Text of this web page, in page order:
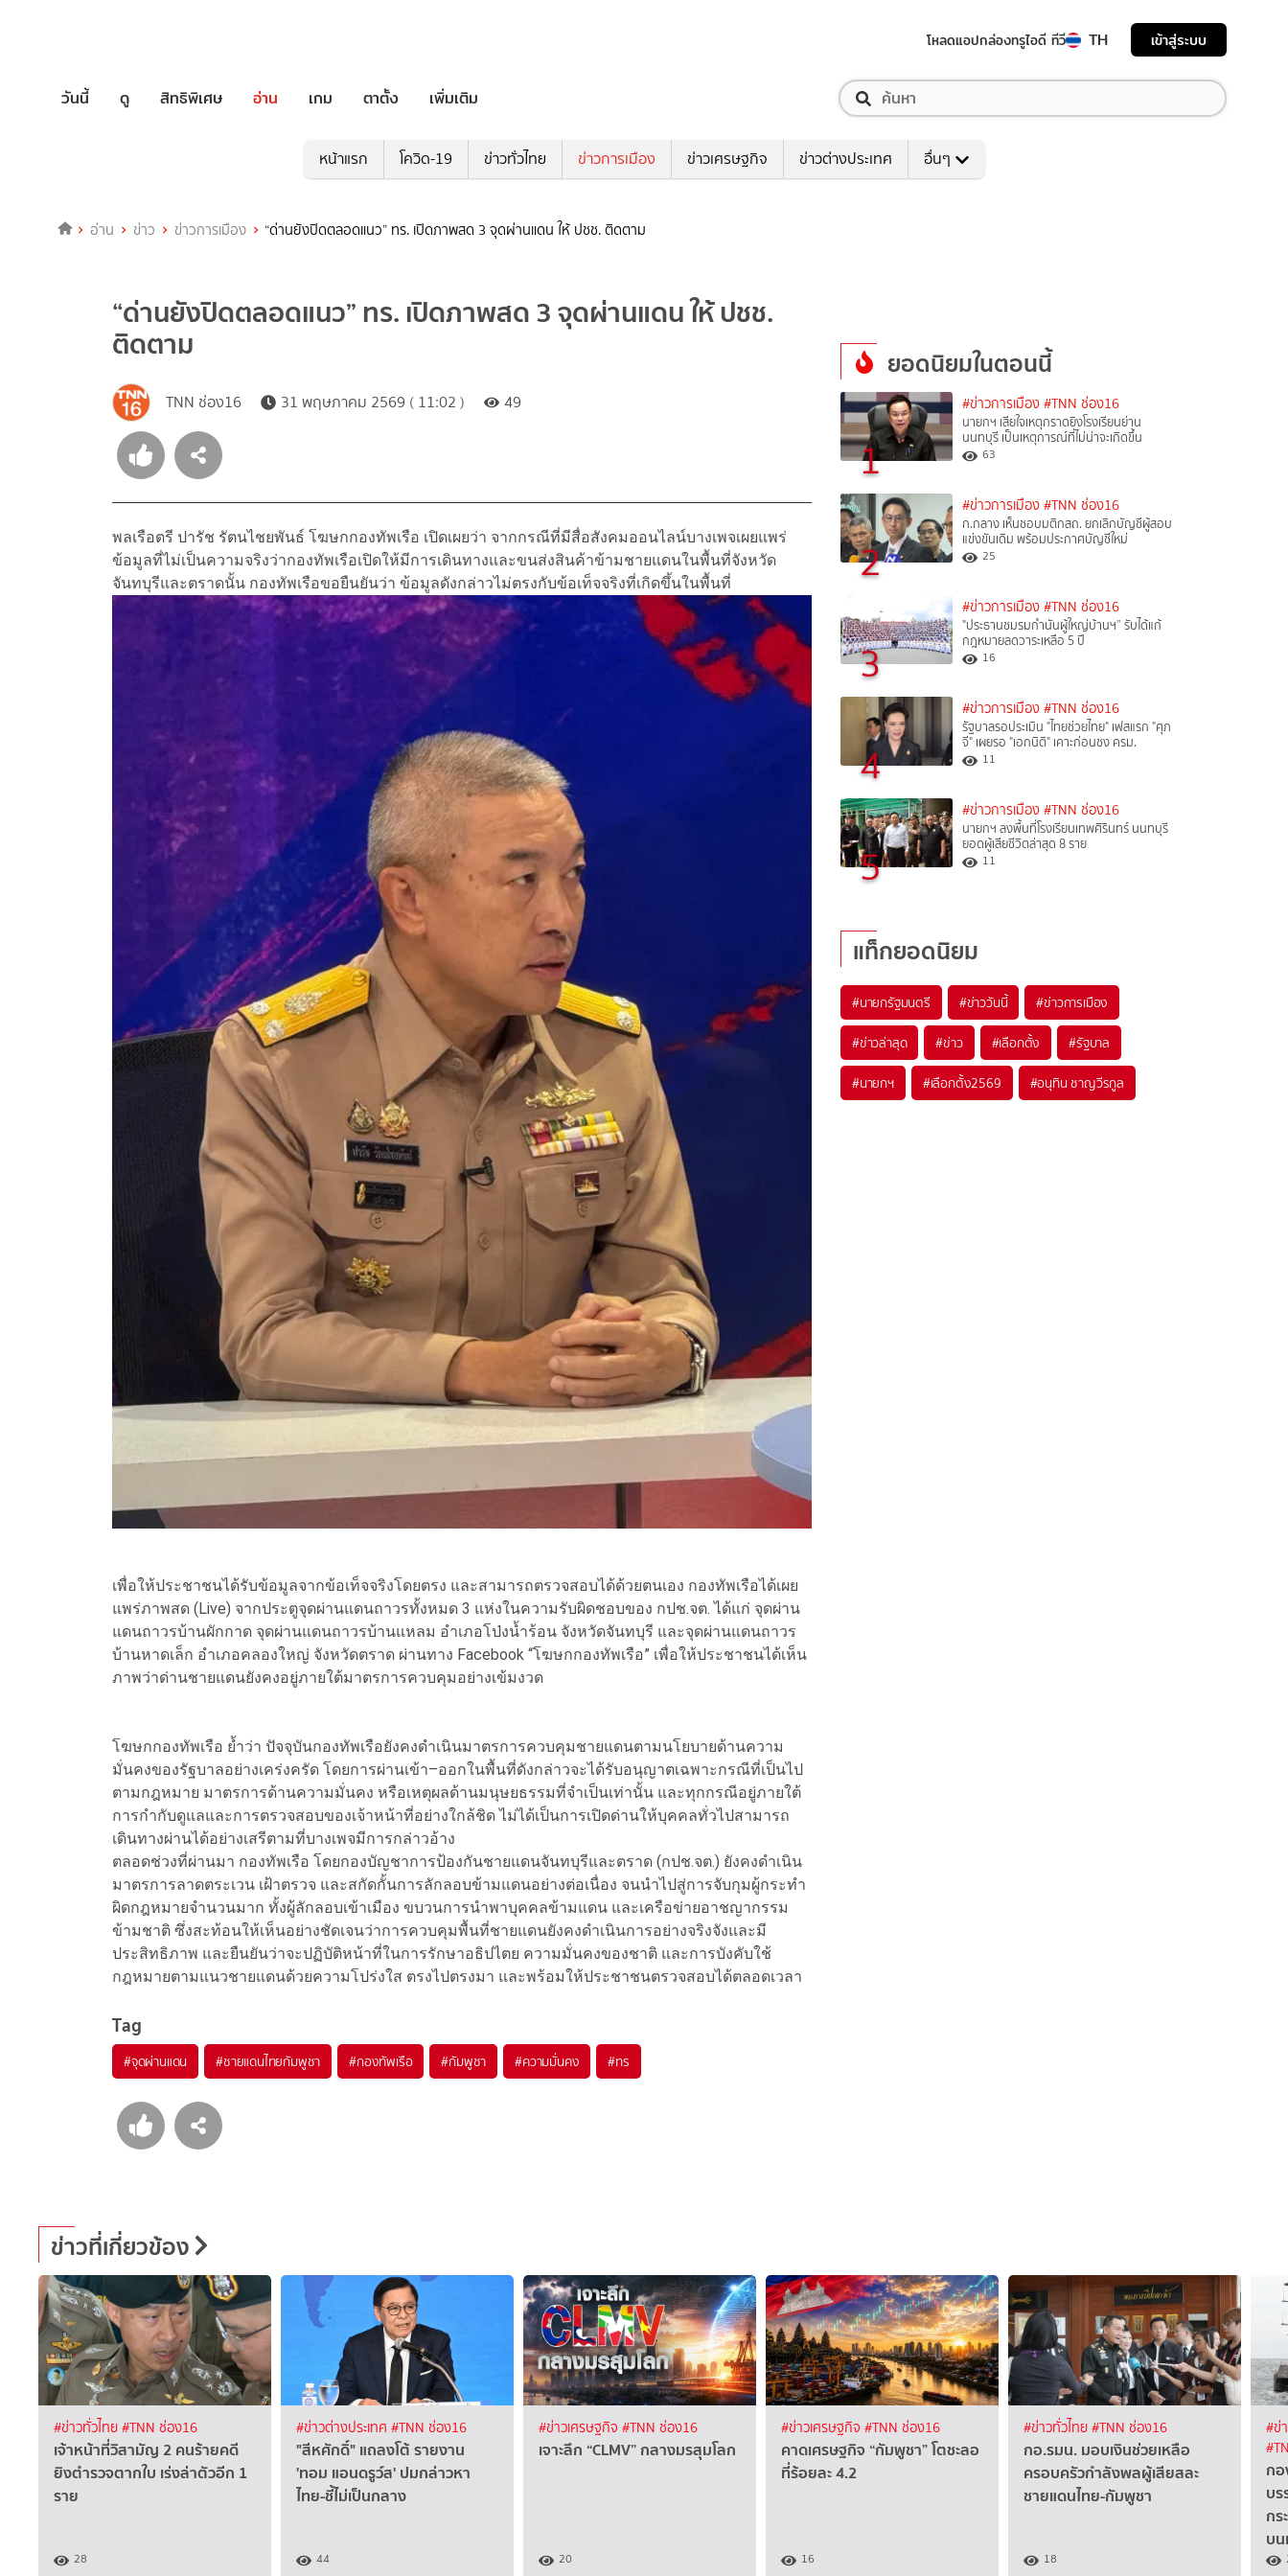
โหลดแอปกล่องทรูไอดี ทีวี TH เข้าสู่ระบบ
วันนี้ ดู สิทธิพิเศษ อ่าน เกม ตาตั้ง เพิ่มเติม
หน้าแรก โควิด-19 ข่าวทั่วไทย ข่าวการเมือง ข่าวเศรษฐกิจ ข่าวต่างประเทศ อื่นๆ
อ่าน ข่าว ข่าวการเมือง “ด่านยังปิดตลอดแนว” ทร. เปิดภาพสด 3 จุดผ่านแดน ให้ ปชช. ติดตาม
“ด่านยังปิดตลอดแนว” ทร. เปิดภาพสด 3 จุดผ่านแดน ให้ ปชช.
ติดตาม
TNN ช่อง16 31 พฤษภาคม 2569 ( 11:02 ) 49
พลเรือตรี ปารัช รัตนไชยพันธ์ โฆษกกองทัพเรือ เปิดเผยว่า จากกรณีที่มีสื่อสังคมออนไลน์บางเพจเผยแพร่
ข้อมูลที่ไม่เป็นความจริงว่ากองทัพเรือเปิดให้มีการเดินทางและขนส่งสินค้าข้ามชายแดนในพื้นที่จังหวัด
จันทบุรีและตราดนั้น กองทัพเรือขอยืนยันว่า ข้อมูลดังกล่าวไม่ตรงกับข้อเท็จจริงที่เกิดขึ้นในพื้นที่
เพื่อให้ประชาชนได้รับข้อมูลจากข้อเท็จจริงโดยตรง และสามารถตรวจสอบได้ด้วยตนเอง กองทัพเรือได้เผย
แพร่ภาพสด (Live) จากประตูจุดผ่านแดนถาวรทั้งหมด 3 แห่งในความรับผิดชอบของ กปช.จต. ได้แก่ จุดผ่าน
แดนถาวรบ้านผักกาด จุดผ่านแดนถาวรบ้านแหลม อำเภอโป่งน้ำร้อน จังหวัดจันทบุรี และจุดผ่านแดนถาวร
บ้านหาดเล็ก อำเภอคลองใหญ่ จังหวัดตราด ผ่านทาง Facebook “โฆษกกองทัพเรือ” เพื่อให้ประชาชนได้เห็น
ภาพว่าด่านชายแดนยังคงอยู่ภายใต้มาตรการควบคุมอย่างเข้มงวด
โฆษกกองทัพเรือ ย้ำว่า ปัจจุบันกองทัพเรือยังคงดำเนินมาตรการควบคุมชายแดนตามนโยบายด้านความ
มั่นคงของรัฐบาลอย่างเคร่งครัด โดยการผ่านเข้า–ออกในพื้นที่ดังกล่าวจะได้รับอนุญาตเฉพาะกรณีที่เป็นไป
ตามกฎหมาย มาตรการด้านความมั่นคง หรือเหตุผลด้านมนุษยธรรมที่จำเป็นเท่านั้น และทุกกรณีอยู่ภายใต้
การกำกับดูแลและการตรวจสอบของเจ้าหน้าที่อย่างใกล้ชิด ไม่ได้เป็นการเปิดด่านให้บุคคลทั่วไปสามารถ
เดินทางผ่านได้อย่างเสรีตามที่บางเพจมีการกล่าวอ้าง
ตลอดช่วงที่ผ่านมา กองทัพเรือ โดยกองบัญชาการป้องกันชายแดนจันทบุรีและตราด (กปช.จต.) ยังคงดำเนิน
มาตรการลาดตระเวน เฝ้าตรวจ และสกัดกั้นการลักลอบข้ามแดนอย่างต่อเนื่อง จนนำไปสู่การจับกุมผู้กระทำ
ผิดกฎหมายจำนวนมาก ทั้งผู้ลักลอบเข้าเมือง ขบวนการนำพาบุคคลข้ามแดน และเครือข่ายอาชญากรรม
ข้ามชาติ ซึ่งสะท้อนให้เห็นอย่างชัดเจนว่าการควบคุมพื้นที่ชายแดนยังคงดำเนินการอย่างจริงจังและมี
ประสิทธิภาพ และยืนยันว่าจะปฏิบัติหน้าที่ในการรักษาอธิปไตย ความมั่นคงของชาติ และการบังคับใช้
กฎหมายตามแนวชายแดนด้วยความโปร่งใส ตรงไปตรงมา และพร้อมให้ประชาชนตรวจสอบได้ตลอดเวลา
Tag
#จุดผ่านแดน #ชายแดนไทยกัมพูชา #กองทัพเรือ #กัมพูชา #ความมั่นคง #ทร
ยอดนิยมในตอนนี้
1
#ข่าวการเมือง #TNN ช่อง16
นายกฯ เสียใจเหตุกราดยิงโรงเรียนย่าน
นนทบุรี เป็นเหตุการณ์ที่ไม่น่าจะเกิดขึ้น
63
2
#ข่าวการเมือง #TNN ช่อง16
ก.กลาง เห็นชอบมติกสถ. ยกเลิกบัญชีผู้สอบ
แข่งขันเดิม พร้อมประกาศบัญชีใหม่
25
3
#ข่าวการเมือง #TNN ช่อง16
"ประธานชมรมกำนันผู้ใหญ่บ้านฯ” รับได้แก้
กฎหมายลดวาระเหลือ 5 ปี
16
4
#ข่าวการเมือง #TNN ช่อง16
รัฐบาลรอประเมิน "ไทยช่วยไทย" เฟสแรก "ศุภ
จี" เผยรอ "เอกนิติ" เคาะก่อนชง ครม.
11
5
#ข่าวการเมือง #TNN ช่อง16
นายกฯ ลงพื้นที่โรงเรียนเทพศิรินทร์ นนทบุรี
ยอดผู้เสียชีวิตล่าสุด 8 ราย
11
แท็กยอดนิยม
#นายกรัฐมนตรี #ข่าววันนี้ #ข่าวการเมือง
#ข่าวล่าสุด #ข่าว #เลือกตั้ง #รัฐบาล
#นายกฯ #เลือกตั้ง2569 #อนุทิน ชาญวีรกูล
ข่าวที่เกี่ยวข้อง
#ข่าวทั่วไทย#TNN ช่อง16
เจ้าหน้าที่วิสามัญ 2 คนร้ายคดี
ยิงตำรวจตากใบ เร่งล่าตัวอีก 1
ราย
28
#ข่าวต่างประเทศ #TNN ช่อง16
"สีหศักดิ์" แถลงโต้ ​รายงาน
'ทอม แอนดรูว์ส' ปมกล่าวหา
ไทย-ชี้ไม่เป็นกลาง
44
#ข่าวเศรษฐกิจ #TNN ช่อง16
เจาะลึก “CLMV” กลางมรสุมโลก
20
#ข่าวเศรษฐกิจ #TNN ช่อง16
คาดเศรษฐกิจ “กัมพูชา” โตชะลอ
ที่ร้อยละ 4.2
16
#ข่าวทั่วไทย#TNN ช่อง16
กอ.รมน. มอบเงินช่วยเหลือ
ครอบครัวกำลังพลผู้เสียสละ
ชายแดนไทย-กัมพูชา
18
#ข่
ก
บ
กร
บน